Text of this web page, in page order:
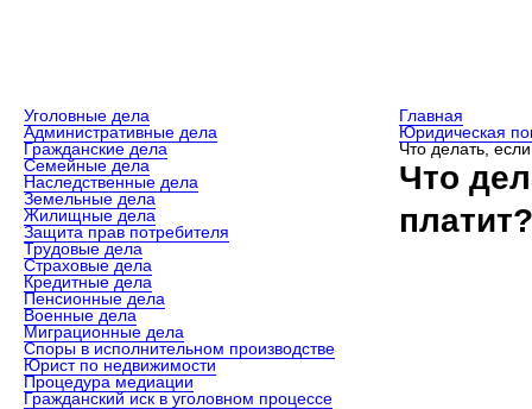
Уголовные дела
Административные дела
Гражданские дела
Семейные дела
Наследственные дела
Земельные дела
Жилищные дела
Защита прав потребителя
Трудовые дела
Страховые дела
Кредитные дела
Пенсионные дела
Военные дела
Миграционные дела
Споры в исполнительном производстве
Юрист по недвижимости
Процедура медиации
Гражданский иск в уголовном процессе
Главная
Юридическая
Что делать,
Что